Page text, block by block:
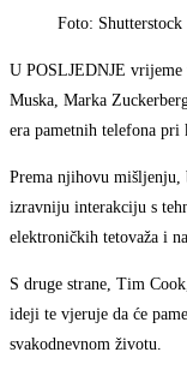
Foto: Shutterstock
U POSLJEDNJE vrijeme
Muska, Marka
era pametnih telefona pri
Prema njihovu mišljenju,
izravniju interakciju s
elektroničkih tetovaža i
S druge strane, Tim
ideji te vjeruje da će
svakodnevnom životu.